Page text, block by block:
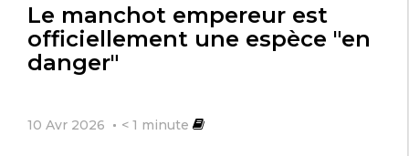
Le manchot empereur est
officiellement une espèce "en
danger"
10 Avr 2026 < 1 minute